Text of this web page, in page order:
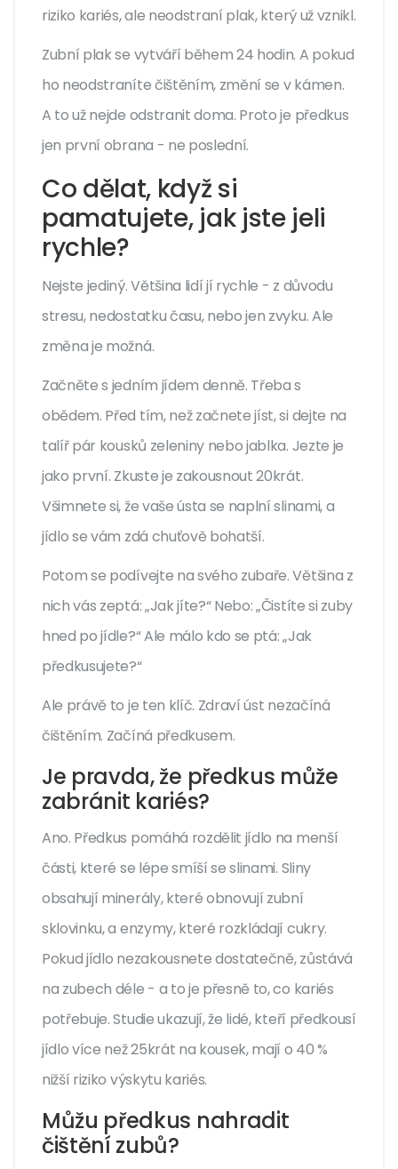
riziko kariés, ale neodstraní plak, který už vznikl.
Zubní plak se vytváří během 24 hodin. A pokud
ho neodstraníte čištěním, změní se v kámen.
A to už nejde odstranit doma. Proto je předkus
jen první obrana - ne poslední.
Co dělat, když si
pamatujete, jak jste jeli
rychle?
Nejste jediný. Většina lidí jí rychle - z důvodu
stresu, nedostatku času, nebo jen zvyku. Ale
změna je možná.
Začněte s jedním jídem denně. Třeba s
obědem. Před tím, než začnete jíst, si dejte na
talíř pár kousků zeleniny nebo jablka. Jezte je
jako první. Zkuste je zakousnout 20krát.
Všimnete si, že vaše ústa se naplní slinami, a
jídlo se vám zdá chuťově bohatší.
Potom se podívejte na svého zubaře. Většina z
nich vás zeptá: „Jak jíte?“ Nebo: „Čistíte si zuby
hned po jídle?“ Ale málo kdo se ptá: „Jak
předkusujete?“
Ale právě to je ten klíč. Zdraví úst nezačíná
čištěním. Začíná předkusem.
Je pravda, že předkus může
zabránit kariés?
Ano. Předkus pomáhá rozdělit jídlo na menší
části, které se lépe smíší se slinami. Sliny
obsahují minerály, které obnovují zubní
sklovinku, a enzymy, které rozkládají cukry.
Pokud jídlo nezakousnete dostatečně, zůstává
na zubech déle - a to je přesně to, co kariés
potřebuje. Studie ukazují, že lidé, kteří předkousí
jídlo více než 25krát na kousek, mají o 40 %
nižší riziko výskytu kariés.
Můžu předkus nahradit
čištění zubů?